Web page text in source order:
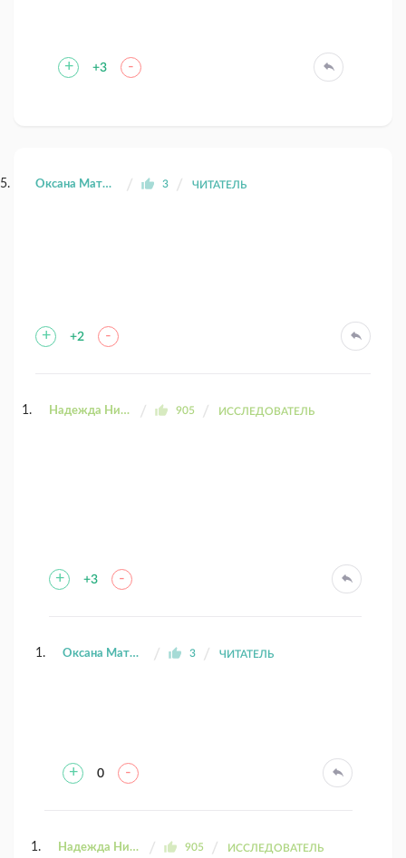
+ +3 -
Оксана Матвеева 3 ЧИТАТЕЛЬ
+ +2 -
Надежда Николаевна 905 ИССЛЕДОВАТЕЛЬ
+ +3 -
Оксана Матвеева 3 ЧИТАТЕЛЬ
+ 0 -
Надежда Николаевна 905 ИССЛЕДОВАТЕЛЬ